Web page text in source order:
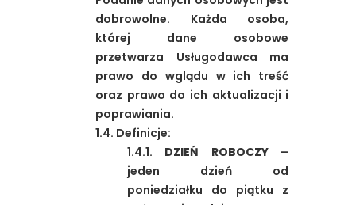
dobrowolne. Każda osoba,
której dane osobowe
przetwarza Usługodawca ma
prawo do wglądu w ich treść
oraz prawo do ich aktualizacji i
poprawiania.
1.4. Definicje:
1.4.1. DZIEŃ ROBOCZY–
jeden dzień od
poniedziałku do piątku z